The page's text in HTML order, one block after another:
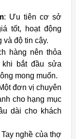
: Ưu tiên cơ sở
tốt, hoạt động
và độ tin cậy.
hàng nên thỏa
bắt đầu sửa
mong muốn.
đơn vị chuyên
cho hạng mục
dài cho khách
Tay nghề của thợ